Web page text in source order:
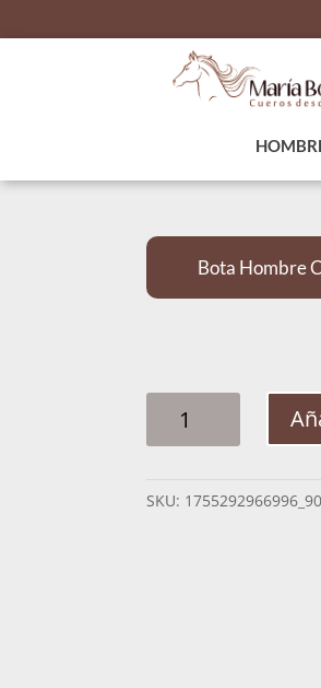
Bota Hombre
HOMBRE
VENADO
SKU: